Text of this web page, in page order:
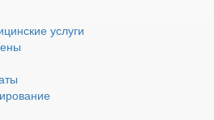
услуги
2 отдельными кроватями.
1 доп. место.
1.